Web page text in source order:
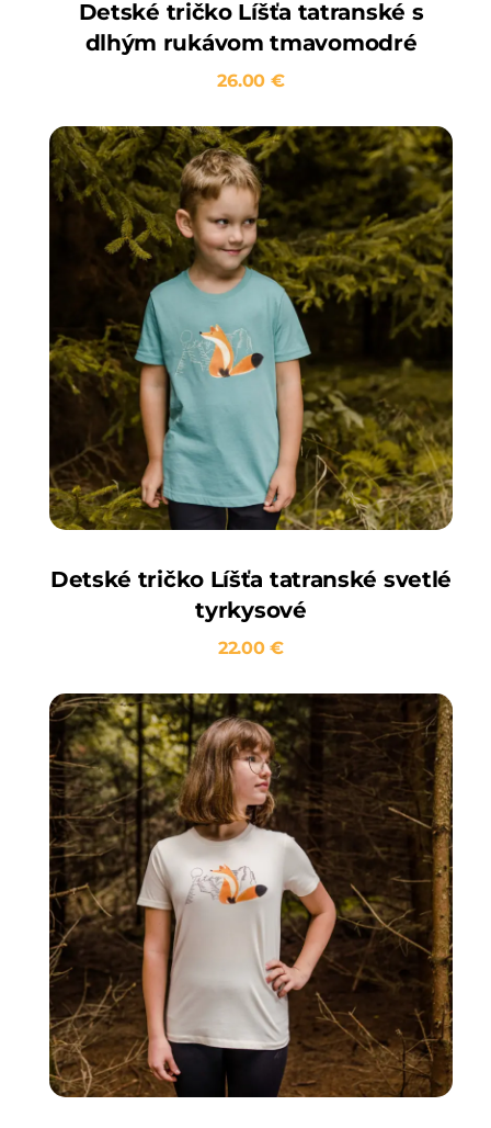
Detské tričko Líšťa tatranské s
dlhým rukávom tmavomodré
26.00 €
Detské tričko Líšťa tatranské svetlé
tyrkysové
22.00€